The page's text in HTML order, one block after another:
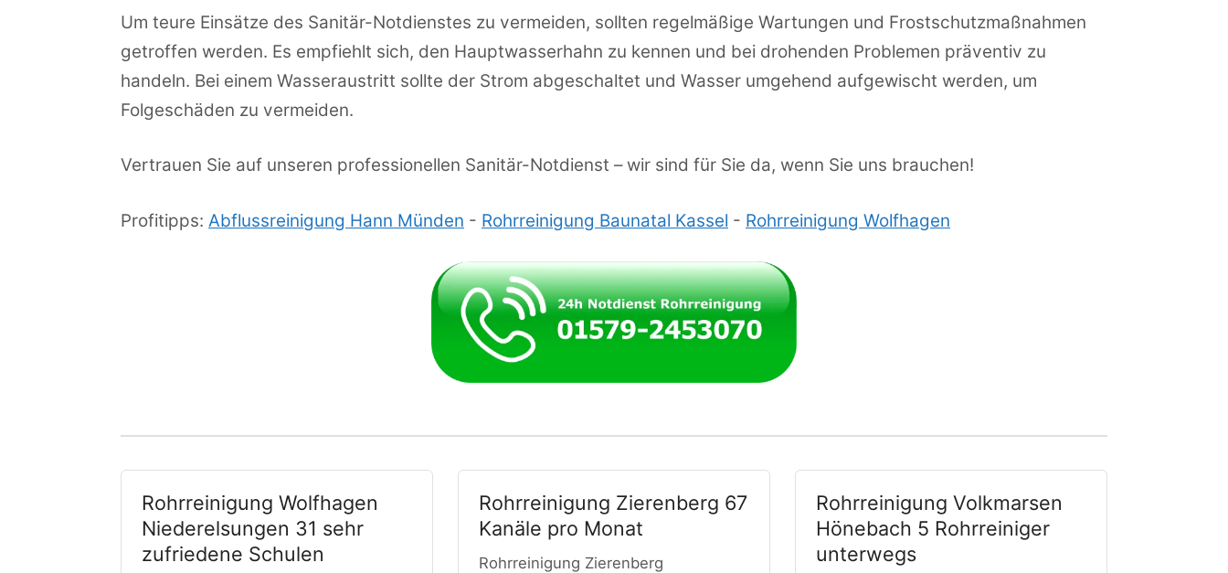
Um teure Einsätze des Sanitär-Notdienstes zu vermeiden, sollten regelmäßige Wartungen und Frostschutzmaßnahmen
getroffen werden. Es empfiehlt sich, den Hauptwasserhahn zu kennen und bei drohenden Problemen präventiv zu
handeln. Bei einem Wasseraustritt sollte der Strom abgeschaltet und Wasser umgehend aufgewischt werden, um
Folgeschäden zu vermeiden.
Vertrauen Sie auf unseren professionellen Sanitär-Notdienst – wir sind für Sie da, wenn Sie uns brauchen!
Profitipps: Abflussreinigung Hann Münden - Rohrreinigung Baunatal Kassel - Rohrreinigung Wolfhagen
Rohrreinigung Wolfhagen
Niederelsungen 31 sehr
zufriedene Schulen
Rohrreinigung Zierenberg 67
Kanäle pro Monat
Rohrreinigung Zierenberg
Rohrreinigung Volkmarsen
Hönebach 5 Rohrreiniger
unterwegs